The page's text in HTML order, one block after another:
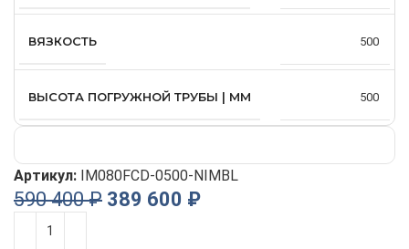
ВЯЗКОСТЬ 500
ВЫСОТА ПОГРУЖНОЙ ТРУБЫ | ММ 500
Артикул: IM080FCD-0500-NIMBL
590 400₽ 389 600 ₽
Alternative: